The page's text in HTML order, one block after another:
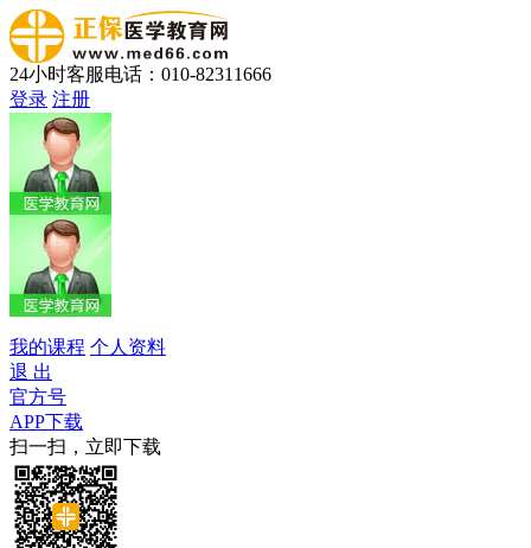
24小时客服电话：010-82311666
登录 注册
我的课程 个人资料
退 出
官方号
APP下载
扫一扫，立即下载